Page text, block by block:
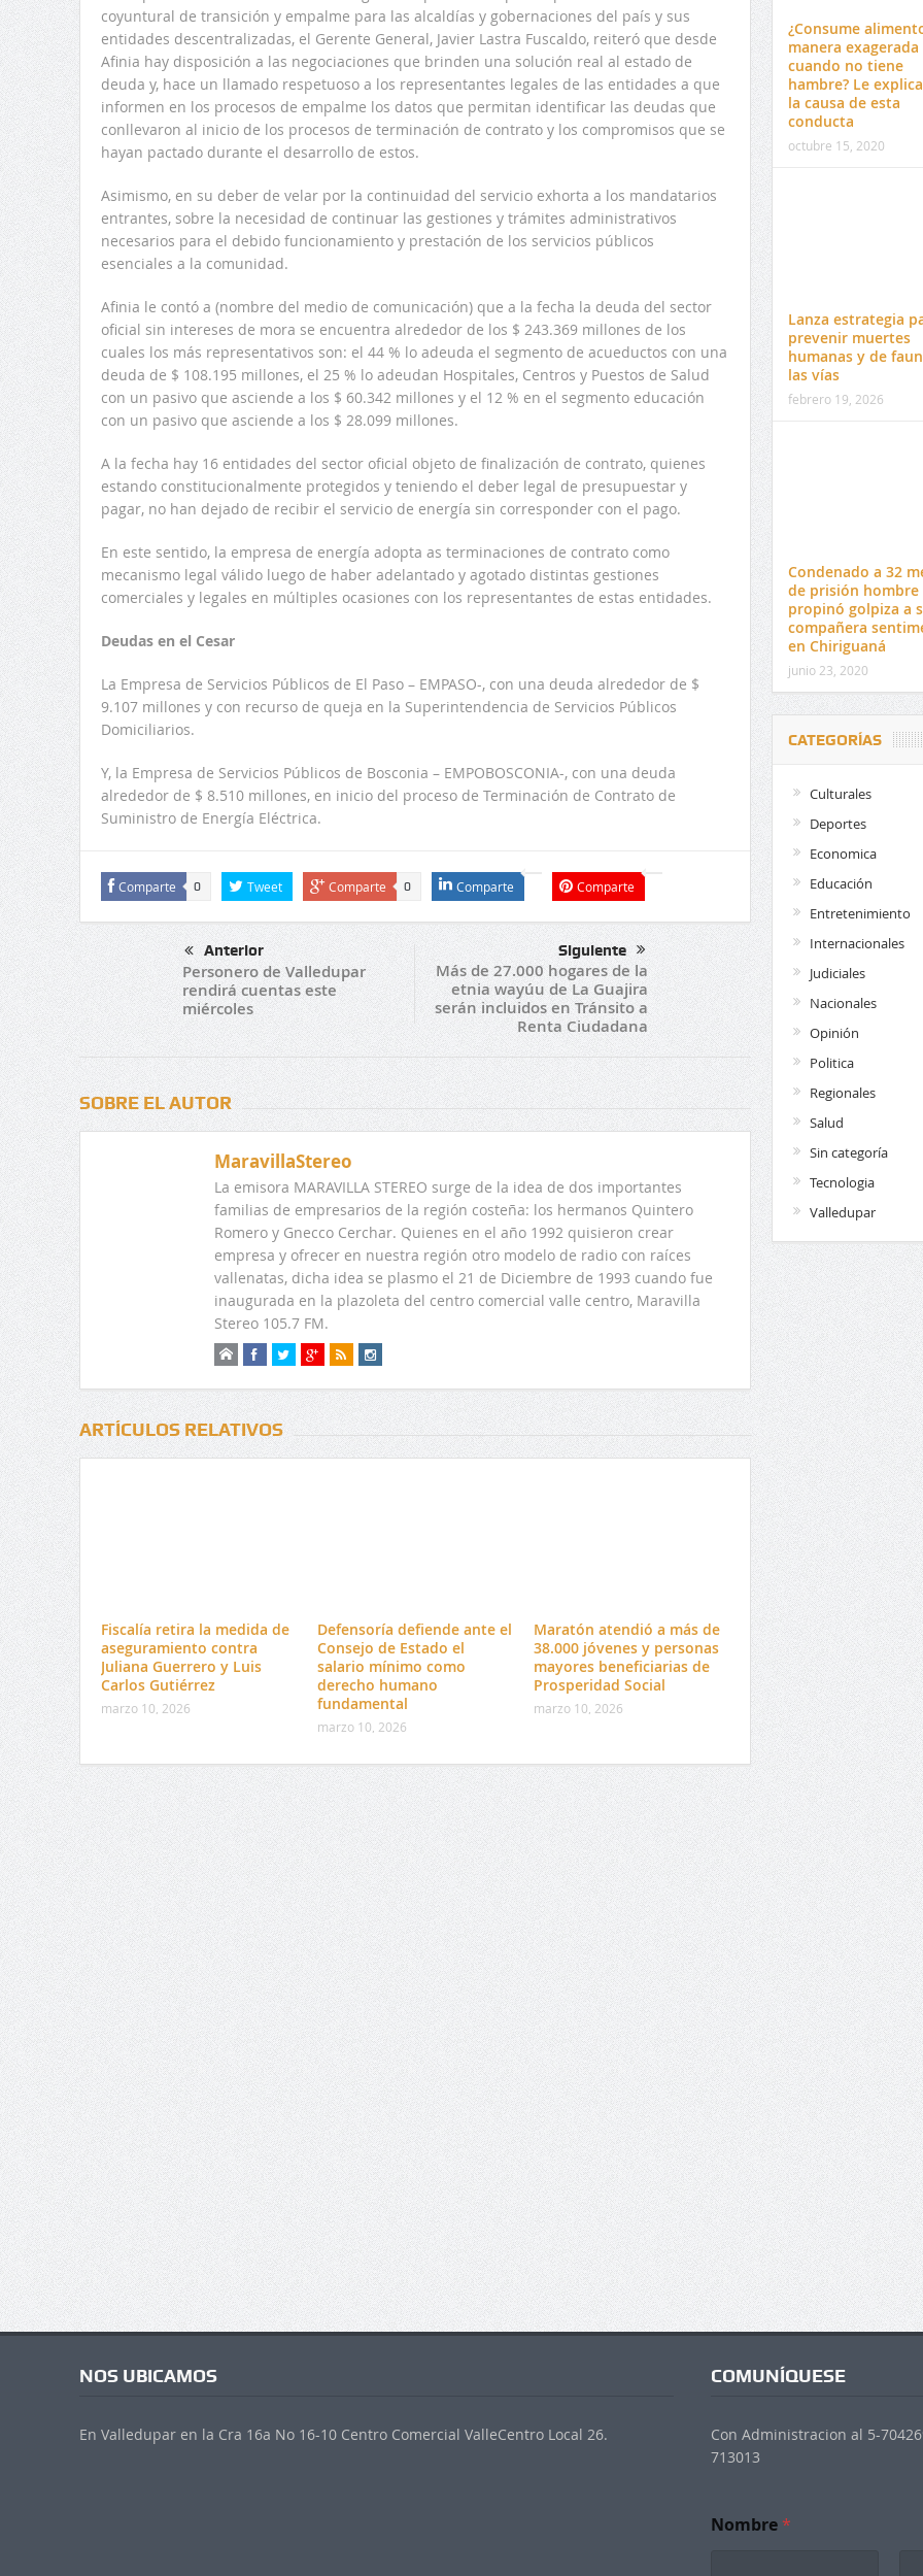
coyuntural de transición y empalme para las alcaldías y gobernaciones del país y sus
entidades descentralizadas, el Gerente General, Javier Lastra Fuscaldo, reiteró que desde
Afinia hay disposición a las negociaciones que brinden una solución real al estado de
deuda y, hace un llamado respetuoso a los representantes legales de las entidades a que
informen en los procesos de empalme los datos que permitan identificar las deudas que
conllevaron al inicio de los procesos de terminación de contrato y los compromisos que se
hayan pactado durante el desarrollo de estos.
Asimismo, en su deber de velar por la continuidad del servicio exhorta a los mandatarios
entrantes, sobre la necesidad de continuar las gestiones y trámites administrativos
necesarios para el debido funcionamiento y prestación de los servicios públicos
esenciales a la comunidad.
Afinia le contó a (nombre del medio de comunicación) que a la fecha la deuda del sector
oficial sin intereses de mora se encuentra alrededor de los $ 243.369 millones de los
cuales los más representativos son: el 44 % lo adeuda el segmento de acueductos con una
deuda de $ 108.195 millones, el 25 % lo adeudan Hospitales, Centros y Puestos de Salud
con un pasivo que asciende a los $ 60.342 millones y el 12 % en el segmento educación
con un pasivo que asciende a los $ 28.099 millones.
A la fecha hay 16 entidades del sector oficial objeto de finalización de contrato, quienes
estando constitucionalmente protegidos y teniendo el deber legal de presupuestar y
pagar, no han dejado de recibir el servicio de energía sin corresponder con el pago.
En este sentido, la empresa de energía adopta as terminaciones de contrato como
mecanismo legal válido luego de haber adelantado y agotado distintas gestiones
comerciales y legales en múltiples ocasiones con los representantes de estas entidades.
Deudas en el Cesar
La Empresa de Servicios Públicos de El Paso – EMPASO-, con una deuda alrededor de $
9.107 millones y con recurso de queja en la Superintendencia de Servicios Públicos
Domiciliarios.
Y, la Empresa de Servicios Públicos de Bosconia – EMPOBOSCONIA-, con una deuda
alrededor de $ 8.510 millones, en inicio del proceso de Terminación de Contrato de
Suministro de Energía Eléctrica.
Comparte 0 Tweet Comparte 0 Comparte Comparte
Anterior
Personero de Valledupar
rendirá cuentas este
miércoles
Siguiente
Más de 27.000 hogares de la
etnia wayúu de La Guajira
serán incluidos en Tránsito a
Renta Ciudadana
SOBRE EL AUTOR
MaravillaStereo
La emisora MARAVILLA STEREO surge de la idea de dos importantes
familias de empresarios de la región costeña: los hermanos Quintero
Romero y Gnecco Cerchar. Quienes en el año 1992 quisieron crear
empresa y ofrecer en nuestra región otro modelo de radio con raíces
vallenatas, dicha idea se plasmo el 21 de Diciembre de 1993 cuando fue
inaugurada en la plazoleta del centro comercial valle centro, Maravilla
Stereo 105.7 FM.
ARTÍCULOS RELATIVOS
Fiscalía retira la medida de
aseguramiento contra
Juliana Guerrero y Luis
Carlos Gutiérrez
marzo 10, 2026
Defensoría defiende ante el
Consejo de Estado el
salario mínimo como
derecho humano
fundamental
marzo 10, 2026
Maratón atendió a más de
38.000 jóvenes y personas
mayores beneficiarias de
Prosperidad Social
marzo 10, 2026
¿Consume
manera exagerada
cuando no tiene
hambre? Le
la causa de esta
conducta
octubre 15, 2020
Lanza estrategia
prevenir muertes
humanas y de
las vías
febrero 19, 2026
Condenado a 32
de prisión hombre
propinó golpiza a
compañera
en Chiriguaná
junio 23, 2020
CATEGORÍAS
Culturales
Deportes
Economica
Educación
Entretenimiento
Internacionales
Judiciales
Nacionales
Opinión
Politica
Regionales
Salud
Sin categoría
Tecnologia
Valledupar
Departamental del Cesar
venta de pines para
preuniversitario de la
NOS UBICAMOS
En Valledupar en la Cra 16a No 16-10 Centro Comercial ValleCentro Local 26.
COMUNÍQUESE
Con Administracion al 5-
713013
Nombre*